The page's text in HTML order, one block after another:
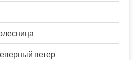
ветер